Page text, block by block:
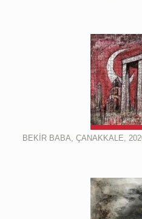
BEKİR BABA, ÇANAKKALE,